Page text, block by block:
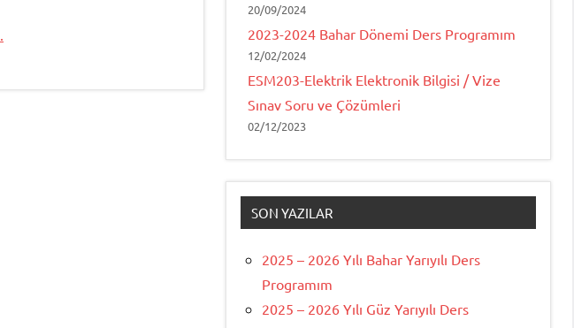
20/09/2024
2023-2024 Bahar Dönemi Ders Programım
12/02/2024
ESM203-Elektrik Elektronik Bilgisi / Vize
Sınav Soru ve Çözümleri
02/12/2023
SON YAZILAR
2025 – 2026 Yılı Bahar Yarıyılı Ders
Programım
2025 – 2026 Yılı Güz Yarıyılı Ders